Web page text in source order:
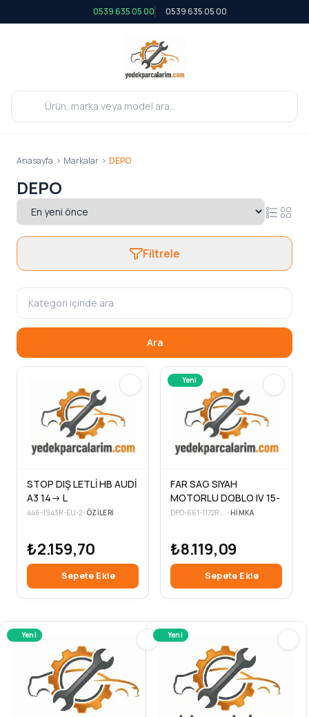
0539 635 05 00 0539 635 05 00
Anasayfa > Markalar > DEPO
DEPO
Filtrele
Ara
STOP DIŞ LETLİ HB AUDİ
A3 14-> L
446-1943R-EU-2• ÖZILERI
₺2.159,70
Sepete Ekle
Yeni
FAR SAG SIYAH
MOTORLU DOBLO IV 15-
DPO-661-1172RMLDEM7 •HIMKA
₺8.119,09
Sepete Ekle
Yeni Yeni